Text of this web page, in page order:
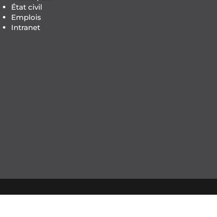
État civil
Emplois
Intranet